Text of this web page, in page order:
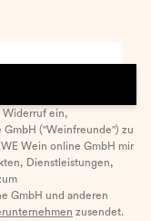
Widerruf ein,
GmbH ("Weinfreunde") zu
Wein online GmbH mir
Dienstleistungen,
GmbH und anderen
zusendet.